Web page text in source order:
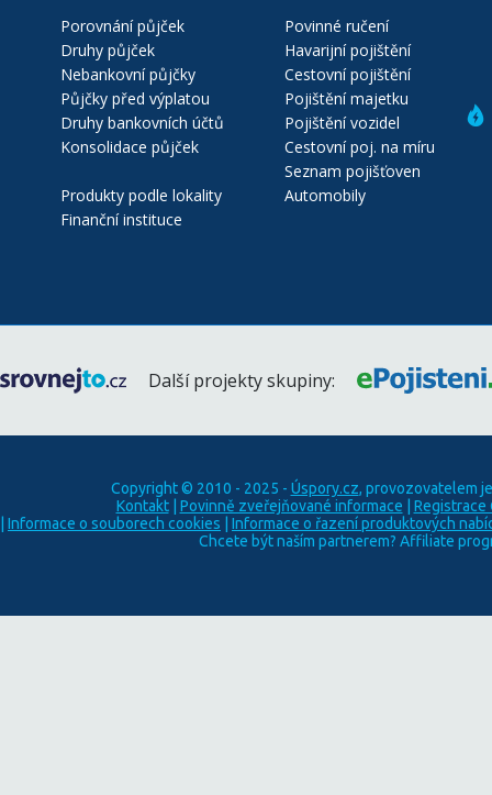
Porovnání půjček
Druhy půjček
Nebankovní půjčky
Půjčky před výplatou
Druhy bankovních účtů
Konsolidace půjček
Produkty podle lokality
Finanční instituce
Povinné ručení
Havarijní pojištění
Cestovní pojištění
Pojištění majetku
Pojištění vozidel
Cestovní poj. na míru
Seznam pojišťoven
Automobily
Další projekty skupiny:
Copyright © 2010 - 2025 - Úspory.cz, provozovatelem
Kontakt| Povinně zveřejňované informace
Registrace
Informace o souborech cookies
Informace o řazení produktových
Chcete být naším partnerem? Affiliate